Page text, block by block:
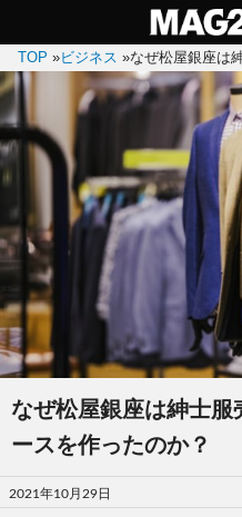
TOP »ビジネス »なぜ松屋銀座は
なぜ松屋銀座は紳士
ースを作ったのか？
投
稿
2021年10月29日